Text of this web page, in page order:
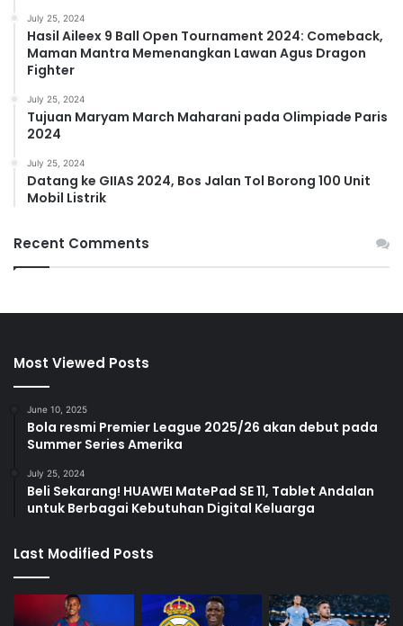
July 25, 2024
Hasil Aileex 9 Ball Open Tournament 2024: Comeback,
Maman Mantra Memenangkan Lawan Agus Dragon
Fighter
July 25, 2024
Tujuan Maryam March Maharani pada Olimpiade Paris
2024
July 25, 2024
Datang ke GIIAS 2024, Bos Jalan Tol Borong 100 Unit
Mobil Listrik
Recent Comments
Most Viewed Posts
June 10, 2025
Bola resmi Premier League 2025/26 akan debut pada
Summer Series Amerika
July 25, 2024
Beli Sekarang! HUAWEI MatePad SE 11, Tablet Andalan
untuk Berbagai Kebutuhan Digital Keluarga
Last Modified Posts